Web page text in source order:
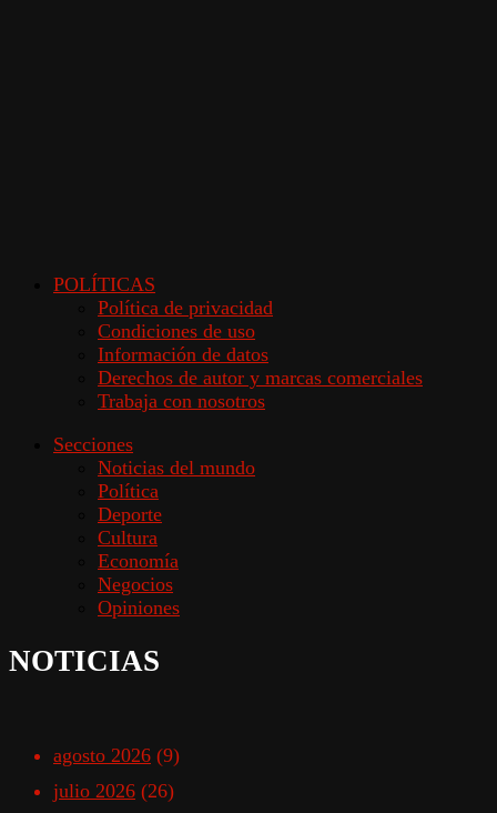
POLÍTICAS
Política de privacidad
Condiciones de uso
Información de datos
Derechos de autor y marcas comerciales
Trabaja con nosotros
Secciones
Noticias del mundo
Política
Deporte
Cultura
Economía
Negocios
Opiniones
NOTICIAS
agosto 2026 (9)
julio 2026 (26)